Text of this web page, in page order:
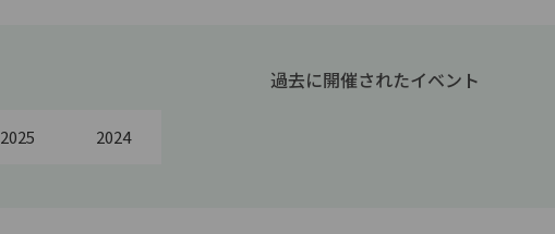
過去に開催されたイベント
2025 2024